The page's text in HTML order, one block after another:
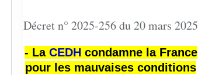
Décret n° 2025-256 du 20 mars 2025
- La CEDHcondamne la France
pour les mauvaises conditions